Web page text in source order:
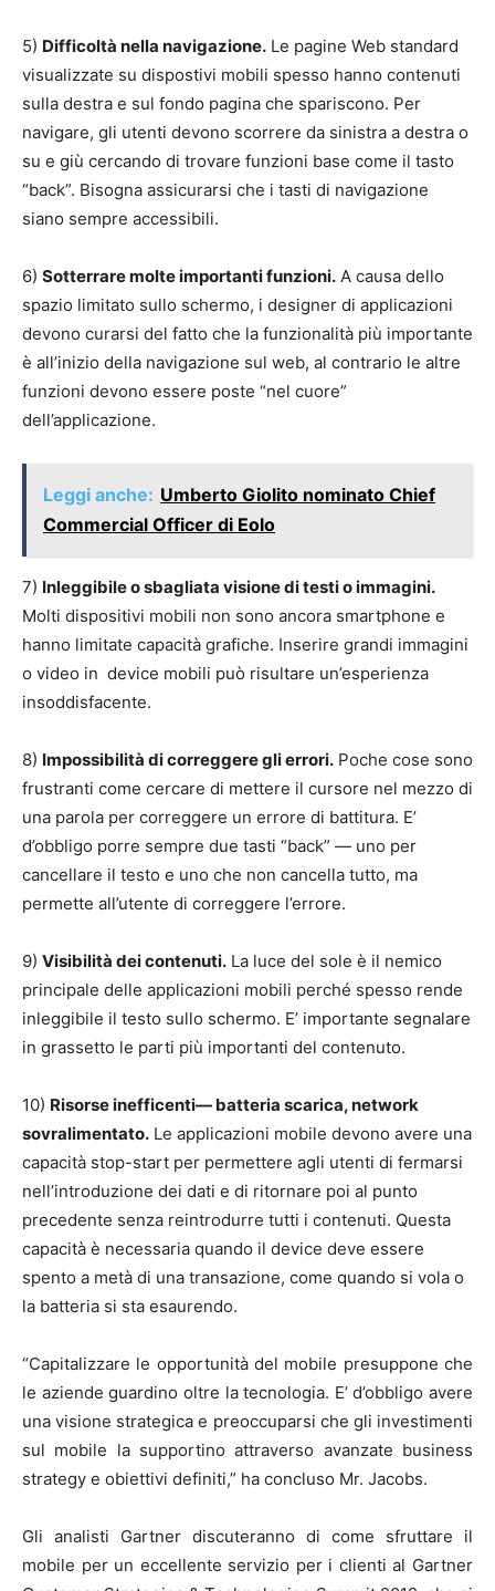
5) Difficoltà nella navigazione. Le pagine Web standard
visualizzate su dispostivi mobili spesso hanno contenuti
sulla destra e sul fondo pagina che spariscono. Per
navigare, gli utenti devono scorrere da sinistra a destra o
su e giù cercando di trovare funzioni base come il tasto
“back”. Bisogna assicurarsi che i tasti di navigazione
siano sempre accessibili.
6) Sotterrare molte importanti funzioni. A causa dello
spazio limitato sullo schermo, i designer di applicazioni
devono curarsi del fatto che la funzionalità più importante
è all’inizio della navigazione sul web, al contrario le altre
funzioni devono essere poste “nel cuore”
dell’applicazione.
Leggi anche: Umberto Giolito nominato Chief
Commercial Officer di Eolo
7) Inleggibile o sbagliata visione di testi o immagini.
Molti dispositivi mobili non sono ancora smartphone e
hanno limitate capacità grafiche. Inserire grandi immagini
o video in device mobili può risultare un’esperienza
insoddisfacente.
8) Impossibilità di correggere gli errori. Poche cose sono
frustranti come cercare di mettere il cursore nel mezzo di
una parola per correggere un errore di battitura. E’
d’obbligo porre sempre due tasti “back” — uno per
cancellare il testo e uno che non cancella tutto, ma
permette all’utente di correggere l’errore.
9) Visibilità dei contenuti. La luce del sole è il nemico
principale delle applicazioni mobili perché spesso rende
inleggibile il testo sullo schermo. E’ importante segnalare
in grassetto le parti più importanti del contenuto.
10) Risorse inefficenti— batteria scarica, network
sovralimentato. Le applicazioni mobile devono avere una
capacità stop-start per permettere agli utenti di fermarsi
nell’introduzione dei dati e di ritornare poi al punto
precedente senza reintrodurre tutti i contenuti. Questa
capacità è necessaria quando il device deve essere
spento a metà di una transazione, come quando si vola o
la batteria si sta esaurendo.
“Capitalizzare le opportunità del mobile presuppone che
le aziende guardino oltre la tecnologia. E’ d’obbligo avere
una visione strategica e preoccuparsi che gli investimenti
sul mobile la supportino attraverso avanzate business
strategy e obiettivi definiti,” ha concluso Mr. Jacobs.
Gli analisti Gartner discuteranno di come sfruttare il
mobile per un eccellente servizio per i clienti al Gartner